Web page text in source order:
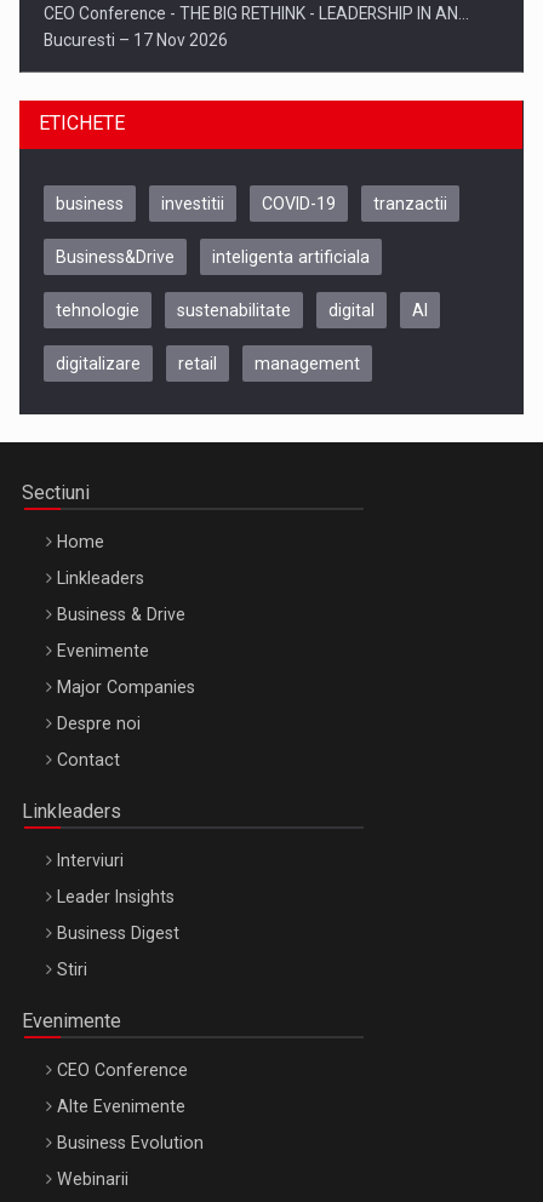
CEO Conference - THE BIG RETHINK - LEADERSHIP IN AN…
Bucuresti – 17 Nov 2026
Be Inspired. Make it Happen!, CLUJ, 9 Decembrie
Be Inspired. Make it Happen!, ARTEMIS LETO, ORADEA, 8
Octombrie
ETICHETE
business investitii COVID-19 tranzactii
Business&Drive inteligenta artificiala
tehnologie sustenabilitate digital AI
digitalizare retail management
Sectiuni
Home
Linkleaders
Business & Drive
Evenimente
Major Companies
Despre noi
Contact
Linkleaders
Interviuri
Leader Insights
Business Digest
Stiri
Evenimente
CEO Conference
Alte Evenimente
Business Evolution
Webinarii